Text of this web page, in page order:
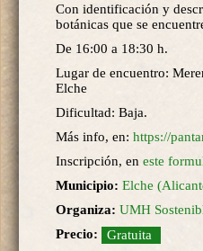
Con identificación y
botánicas que se
De 16:00 a 18:30 h.
Lugar de encuentro:
Elche
Dificultad: Baja.
Más info, en: https://
Inscripción, en este
Municipio: Elche
Organiza: UMH
Precio:
Gratuita